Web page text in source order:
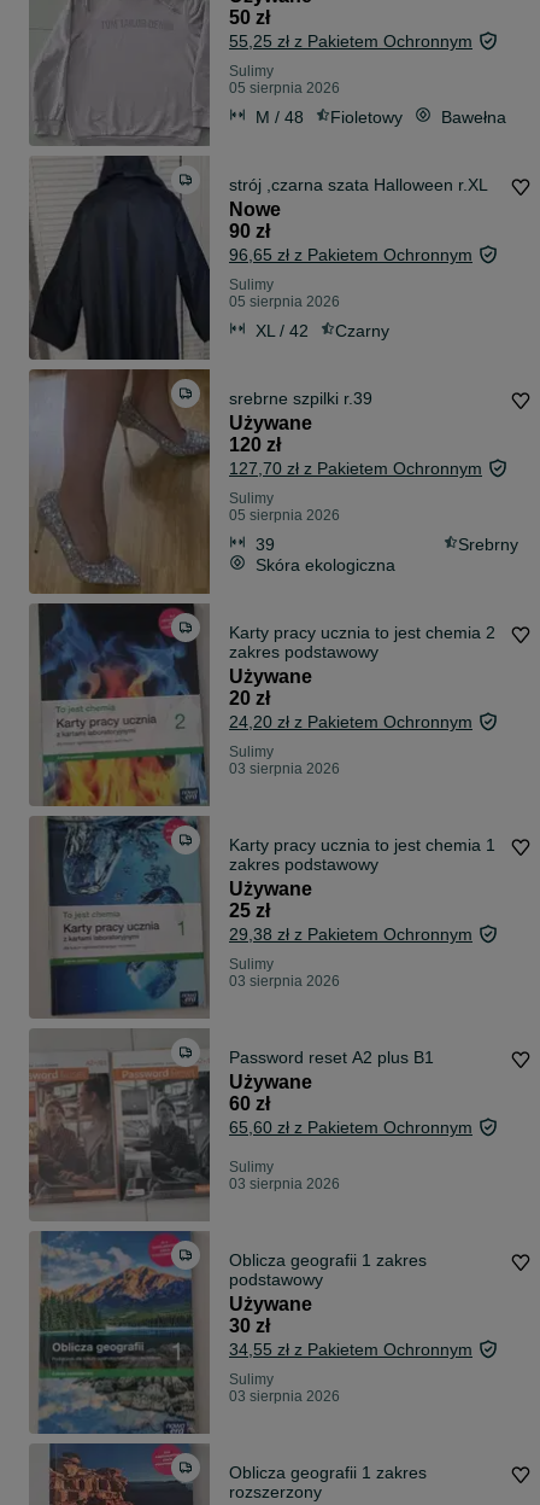
50 zł
55,25 zł z Pakietem Ochronnym
Sulimy
05 sierpnia 2026
M / 48 Fioletowy Bawełna
strój ,czarna szata Halloween r.XL
Nowe
90 zł
96,65 zł z Pakietem Ochronnym
Sulimy
05 sierpnia 2026
XL / 42 Czarny
srebrne szpilki r.39
Używane
120 zł
127,70 zł z Pakietem Ochronnym
Sulimy
05 sierpnia 2026
39
Srebrny
Skóra ekologiczna
Karty pracy ucznia to jest chemia 2
zakres podstawowy
Używane
20 zł
24,20 zł z Pakietem Ochronnym
Sulimy
03 sierpnia 2026
Karty pracy ucznia to jest chemia 1
zakres podstawowy
Używane
25 zł
29,38 zł z Pakietem Ochronnym
Sulimy
03 sierpnia 2026
Password reset A2 plus B1
Używane
60 zł
65,60 zł z Pakietem Ochronnym
Sulimy
03 sierpnia 2026
Oblicza geografii 1 zakres
podstawowy
Używane
30 zł
34,55 zł z Pakietem Ochronnym
Sulimy
03 sierpnia 2026
Oblicza geografii 1 zakres
rozszerzony